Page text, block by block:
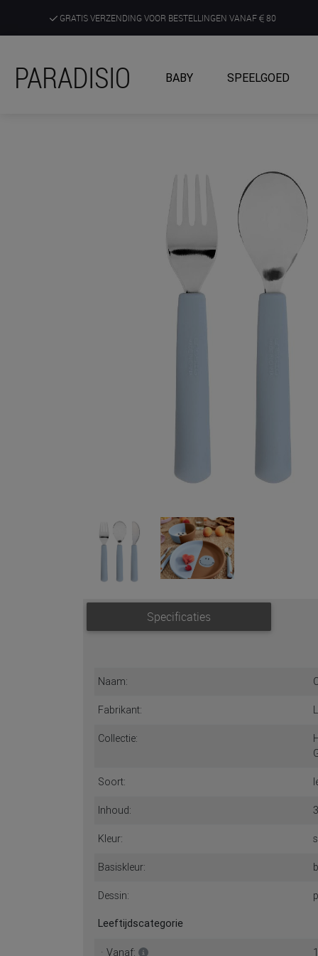
GRATIS VERZENDING VOOR BESTELLINGEN VANAF 80
ONTDEK, BELEEF EN KRIJG ADVIES IN ONZE WINKELS
PARADISIO BABY SPEELGOED
Specificaties
Naam:
Fabrikant:
Collectie:
Soort:
Inhoud:
Kleur:
Basiskleur:
Dessin:
Leeftijdscategorie
· Vanaf: